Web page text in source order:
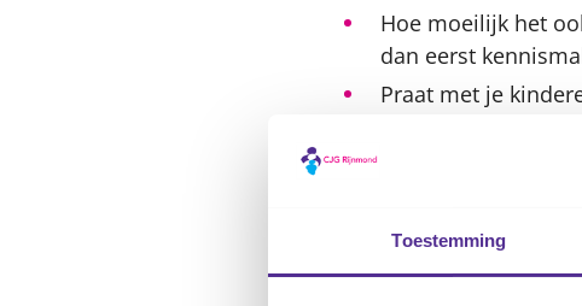
Toestemming
Hoe moeilijk het
dan eerst
Praat met je
De
Houd het wel